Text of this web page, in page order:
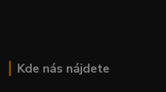
Kde nás nájdete